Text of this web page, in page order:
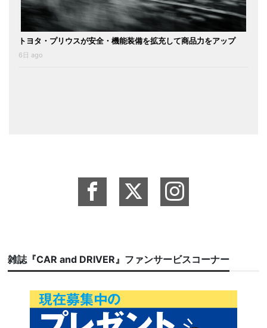
トヨタ・プリウスが安全・機能装備を拡充して商品力をアップ
6日 ago
雑誌『CAR and DRIVER』ファンサービスコーナー